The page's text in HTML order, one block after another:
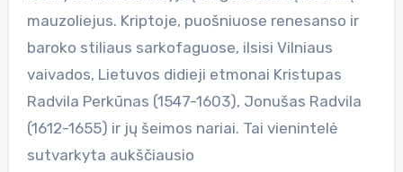
mauzoliejus. Kriptoje, puošniuose renesanso ir
baroko stiliaus sarkofaguose, ilsisi Vilniaus
vaivados, Lietuvos didieji etmonai Kristupas
Radvila Perkūnas (1547-1603), Jonušas Radvila
(1612-1655) ir jų šeimos nariai. Tai vienintelė
sutvarkyta aukščiausio